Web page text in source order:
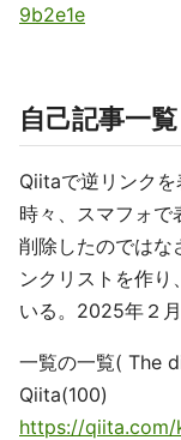
9b2e1e
自己記事一覧
Qiitaで逆リンクを
時々、スマフォで
削除したのではな
ンクリストを作り
いる。2025年２
一覧の一覧( The
Qiita(100)
https://qiita.com/